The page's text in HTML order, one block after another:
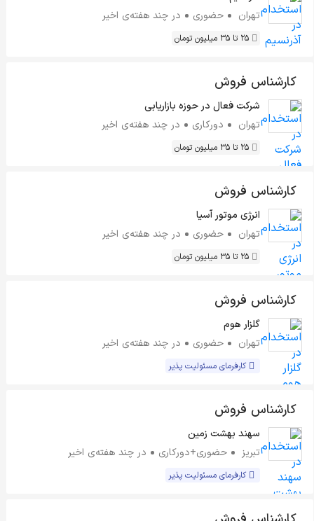
تهران
حضوری در چند هفته‌ی اخیر
25 تا 35 میلیون تومان
کارشناس فروش
شرکت فعال در حوزه بازاریابی
تهران
دورکاری در چند هفته‌ی اخیر
25 تا 35 میلیون تومان
کارشناس فروش
انرژی موتور آسیا
تهران
حضوری در چند هفته‌ی اخیر
25 تا 35 میلیون تومان
کارشناس فروش
گلزار هوم
تهران
حضوری در چند هفته‌ی اخیر
کارفرمای مسئولیت پذیر
کارشناس فروش
سهند بهشت زمین
تبریز
حضوری+دورکاری در چند هفته‌ی اخیر
کارفرمای مسئولیت پذیر